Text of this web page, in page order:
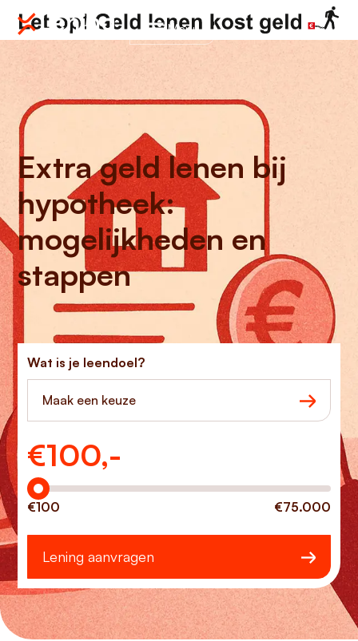
Menu
Extra geld lenen bij
hypotheek:
mogelijkheden en
stappen
Wat is je leendoel?
Maak een keuze
€100,-
Hoeveel wilt u lenen?
€100 €75.000
Lening aanvragen